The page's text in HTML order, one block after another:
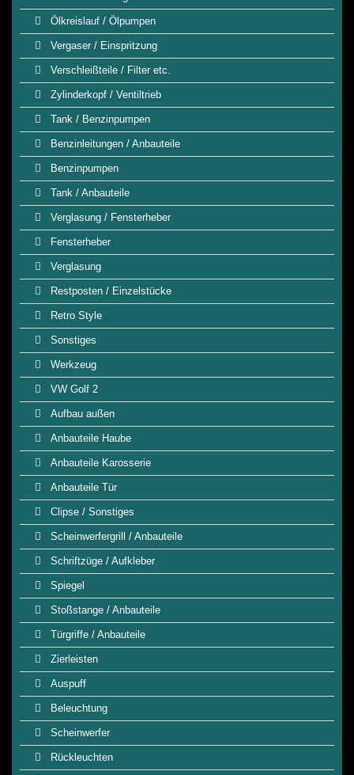
Ölkreislauf / Ölpumpen
Vergaser / Einspritzung
Verschleißteile / Filter etc.
Zylinderkopf / Ventiltrieb
Tank / Benzinpumpen
Benzinleitungen / Anbauteile
Benzinpumpen
Tank / Anbauteile
Verglasung / Fensterheber
Fensterheber
Verglasung
Restposten / Einzelstücke
Retro Style
Sonstiges
Werkzeug
VW Golf 2
Aufbau außen
Anbauteile Haube
Anbauteile Karosserie
Anbauteile Tür
Clipse / Sonstiges
Scheinwerfergrill / Anbauteile
Schriftzüge / Aufkleber
Spiegel
Stoßstange / Anbauteile
Türgriffe / Anbauteile
Zierleisten
Auspuff
Beleuchtung
Scheinwerfer
Rückleuchten